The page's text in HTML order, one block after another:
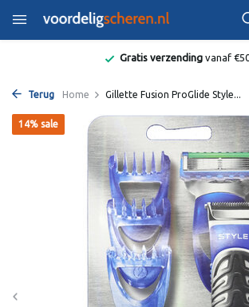
Gratis verzendingvanaf
Terug Home Gillette Fusion ProGlide Style...
14% sale